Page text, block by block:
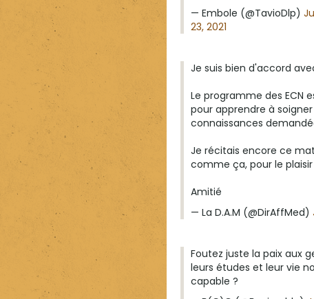
— Embole (@TavioDlp)
23, 2021
Je suis bien d'accord
Le programme des ECN
pour apprendre à soigner
connaissances
Je récitais encore ce
comme ça, pour le plaisir
Amitié
— La D.A.M (@DirAffMed)
Foutez juste la paix aux
leurs études et leur vie
capable ?